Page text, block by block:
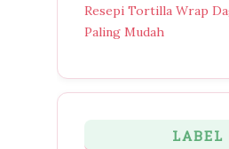
Resepi Tortilla Wrap
Paling Mudah
LABEL